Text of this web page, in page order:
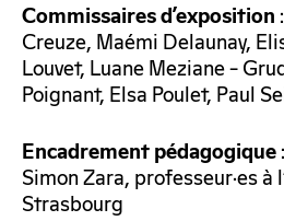
Commissaires d’exposition
Creuze, Maémi Delaunay,
Louvet, Luane Meziane –
Poignant, Elsa Poulet, Paul
Encadrementpédagogique
Simon Zara, professeur·es à
Strasbourg